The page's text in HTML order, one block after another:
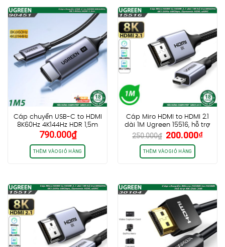
Cáp chuyển USB-C to HDMI
8K60Hz 4K144Hz HDR 1,5m
Ugreen 90451 CM565
790.000₫
THÊM VÀO GIỎ HÀNG
Cáp Miro HDMI to HDMI 2.1
dài 1M Ugreen 15516, hỗ trợ
8K60Hz 4K120Hz 48Gbps,
Dynamic HDR, eARC
250.000₫ Giá
gốc
là:
250.000₫.
200.000₫Giá
THÊM VÀO GIỎ HÀNG